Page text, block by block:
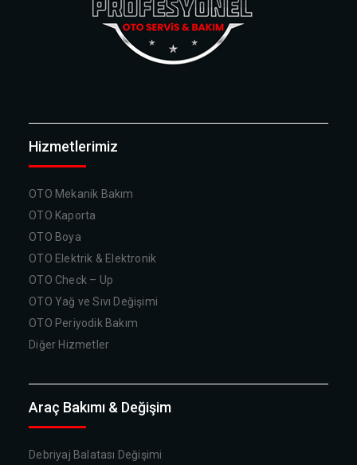
Hizmetlerimiz
OTO Mekanik Bakım
OTO Kaporta
OTO Boya
OTO Elektrik & Elektronik
OTO Check – Up
OTO Yağ ve Sıvı Değişimi
OTO Periyodik Bakım
Diğer Hizmetler
Araç Bakımı & Değişim
Debriyaj Balatası Değişimi